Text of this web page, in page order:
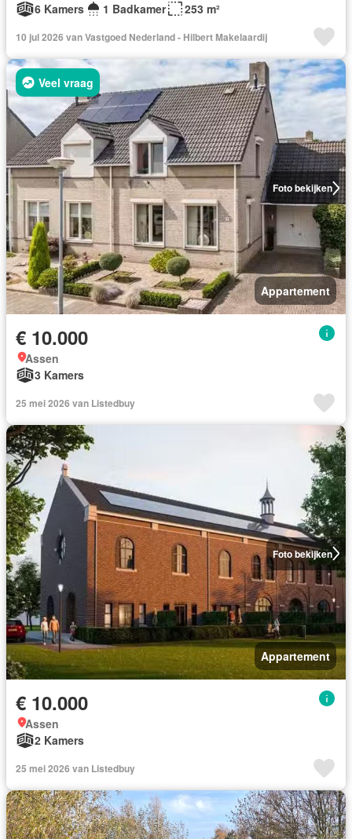
6 Kamers 1 Badkamer 253 m²
10 jul 2026 van Vastgoed Nederland - Hilbert Makelaardij
Foto bekijken
Veel vraag
Appartement
€ 10.000
Assen
3 Kamers
25 mei 2026 van Listedbuy
Foto bekijken
Appartement
€ 10.000
Assen
2 Kamers
25 mei 2026 van Listedbuy